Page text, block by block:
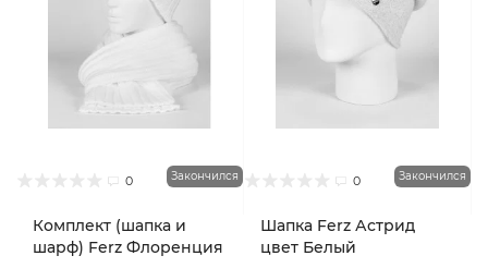
0 Закончился
Комплект (шапка и
шарф) Ferz Флоренция
0 Закончился
Шапка Ferz Астрид
цвет Белый